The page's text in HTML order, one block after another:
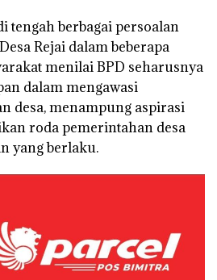
tengah berbagai persoalan
Rejai dalam beberapa
menilai BPD seharusnya
dalam mengawasi
desa, menampung aspirasi
roda pemerintahan desa
yang berlaku.